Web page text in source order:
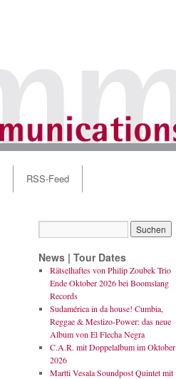
RSS-Feed
News | Tour Dates
Rätselhaftes von Philip Zoubek Trio
Ende Oktober 2026 bei Boomslang
Records
Sudamérica in da house! Cumbia,
Reggae & Mestizo-Power: das neue
Album von El Flecha Negra
C.A.R. mit Doppelalbum im Oktober
2026
Martti Vesala Soundpost Quintet mit